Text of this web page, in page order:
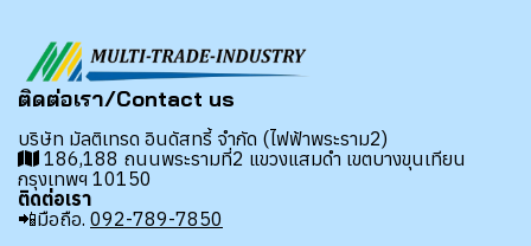
ติดต่อเรา/Contact us
บริษัท มัลติเทรด อินดัสทรี้ จำกัด (ไฟฟ้าพระราม2)
186,188 ถนนพระรามที่2 แขวงแสมดำ เขตบางขุนเทียน
กรุงเทพฯ 10150
ติดต่อเรา
📲มือถือ. 092-789-7850